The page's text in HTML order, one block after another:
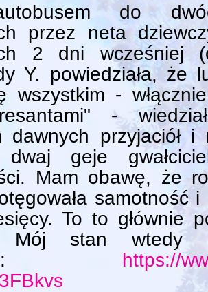
do
przez neta
2 dni wcześniej
Y. powiedziała, że
wszystkim -
-
dawnych przyjaciół
geje
Mam obawę, że
samotność
To to głównie
Mój stan wtedy
https://